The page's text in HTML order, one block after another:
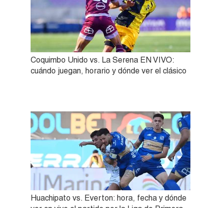
Coquimbo Unido vs. La Serena EN VIVO:
cuándo juegan, horario y dónde ver el clásico
Huachipato vs. Everton: hora, fecha y dónde